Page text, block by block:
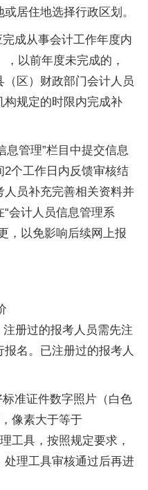
居住地选择行政区划。
成从事会计工作年度内
以前年度未完成的，
区）财政部门会计人员
规定的时限内完成补
息管理”栏目中提交信息
个工作日内反馈审核结
员补充完善相关资料并
会计人员信息管理系
，以免影响后续网上报
册过的报考人员需先注
名。已注册过的报考人
准证件数字照片（白色
像素大于等于
工具，按照规定要求，
理工具审核通过后再进